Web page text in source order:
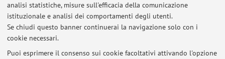
analisi statistiche, misure sull'efficacia della comunicazione
istituzionale e analisi dei comportamenti degli utenti.
Se chiudi questo banner continuerai la navigazione solo con i
cookie necessari.
Puoi esprimere il consenso sui cookie facoltativi attivando l'opzione
27558 - CHIMICA INORGANICA CON
LABORATORIO